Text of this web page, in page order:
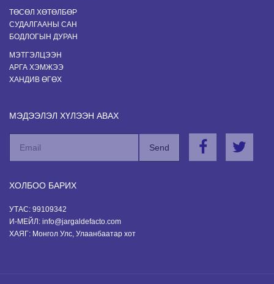
ТӨСӨЛ ХӨТӨЛБӨР
СУДАЛГААНЫ САН
БОДЛОГЫН ДУРАН
МЭТГЭЛЦЭЭН
АРГА ХЭМЖЭЭ
ХАНДИВ ӨГӨХ
МЭДЭЭЛЭЛ ХҮЛЭЭН АВАХ
ХОЛБОО БАРИХ
УТАС: 99109342
И-МЕЙЛ: info@jargaldefacto.com
ХАЯГ: Монгол Улс, Улаанбаатар хот